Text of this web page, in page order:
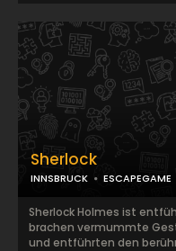
Sherlock
INNSBRUCK ESCAPEGAME
Sherlock Holmes ist
brachen vermummte
und entführten den